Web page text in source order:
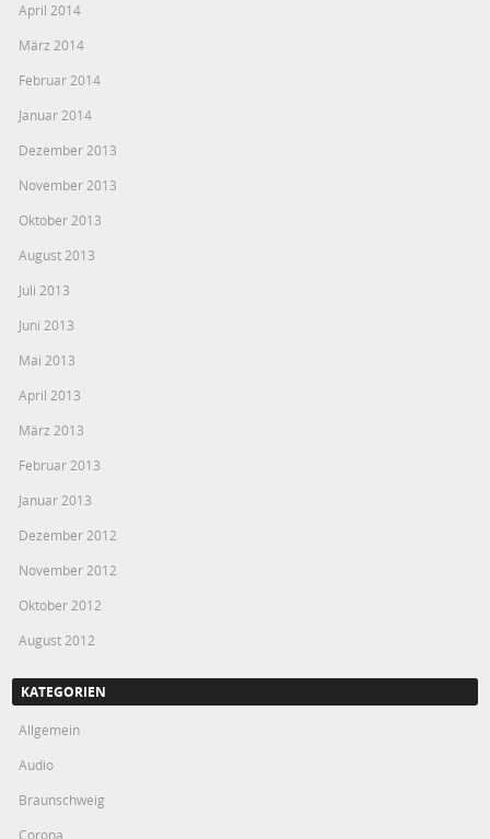
April 2014
März 2014
Februar 2014
Januar 2014
Dezember 2013
November 2013
Oktober 2013
August 2013
Juli 2013
Juni 2013
Mai 2013
April 2013
März 2013
Februar 2013
Januar 2013
Dezember 2012
November 2012
Oktober 2012
August 2012
KATEGORIEN
Allgemein
Audio
Braunschweig
Corona